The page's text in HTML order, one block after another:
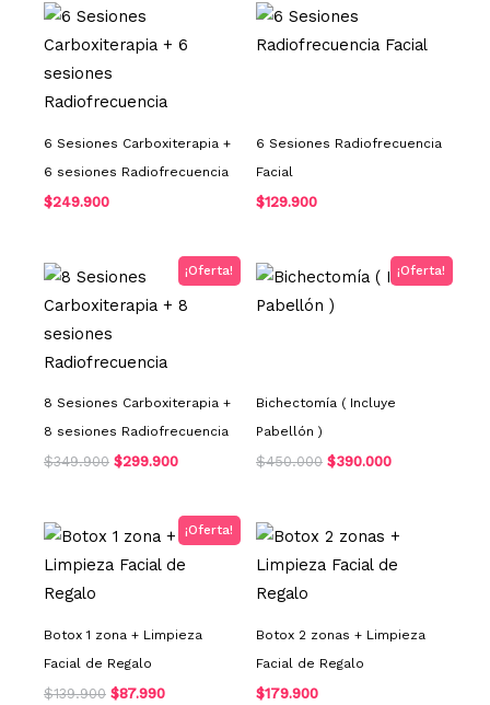
6 Sesiones Carboxiterapia +
6 sesiones Radiofrecuencia
$249.900
6 Sesiones Radiofrecuencia
Facial
$129.900
¡Oferta!
8 Sesiones Carboxiterapia +
8 sesiones Radiofrecuencia
$349.900
El
original
$299.900
El
precio
actual
¡Oferta!
Bichectomía ( Incluye
Pabellón )
$450.000
El
original
$390.000
El
precio
¡Oferta!
Botox 1 zona + Limpieza
Facial de Regalo
$139.900
El
original
$87.990
El
precio
actual
Botox 2 zonas + Limpieza
Facial de Regalo
$179.900